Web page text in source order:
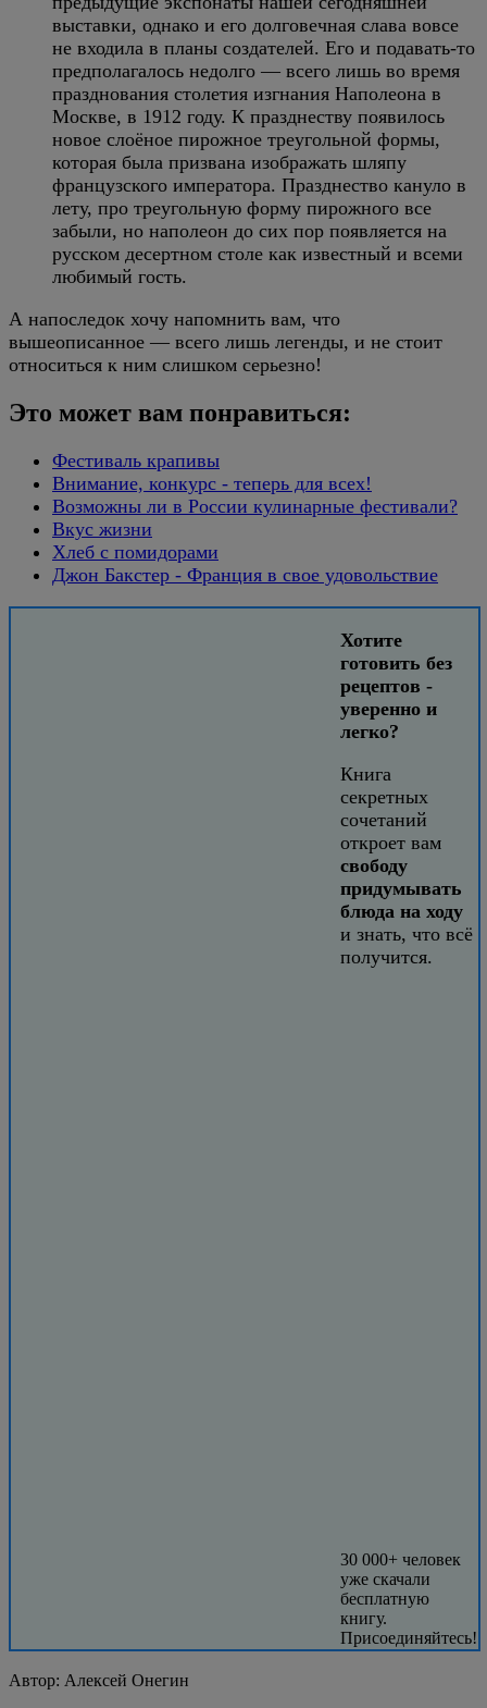
выставки, однако и его долговечная слава вовсе
не входила в планы создателей. Его и подавать-то
предполагалось недолго — всего лишь во время
празднования столетия изгнания Наполеона в
Москве, в 1912 году. К празднеству появилось
новое слоёное пирожное треугольной формы,
которая была призвана изображать шляпу
французского императора. Празднество кануло в
лету, про треугольную форму пирожного все
забыли, но наполеон до сих пор появляется на
русском десертном столе как известный и всеми
любимый гость.
А напоследок хочу напомнить вам, что
вышеописанное — всего лишь легенды, и не стоит
относиться к ним слишком серьезно!
Это может вам понравиться:
Фестиваль крапивы
Внимание, конкурс - теперь для всех!
Возможны ли в России кулинарные фестивали?
Вкус жизни
Хлеб с помидорами
Джон Бакстер - Франция в свое удовольствие
Хотите
готовить без
рецептов -
уверенно и
легко?
Книга
секретных
сочетаний
откроет вам
свободу
придумывать
блюда на ходу
и знать, что всё
получится.
30 000+ человек
уже скачали
бесплатную
книгу.
Присоединяйтесь!
Автор: Алексей Онегин